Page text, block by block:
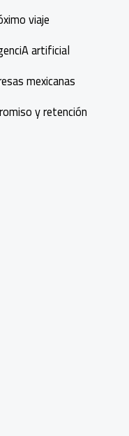
viaje
artificial
mexicanas
y retención